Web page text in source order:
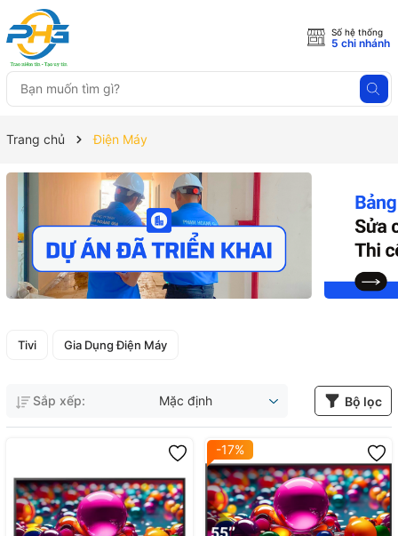
Số hệ thống
5 chi nhánh
Trang chủ Điện Máy
Tivi Gia Dụng Điện Máy
Sắp xếp: Mặc định Bộ lọc
-17%